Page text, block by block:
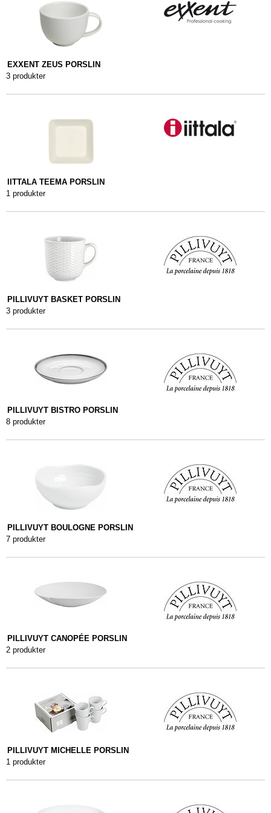
EXXENT ZEUS PORSLIN
3 produkter
IITTALA TEEMA PORSLIN
1 produkter
PILLIVUYT BASKET PORSLIN
3 produkter
PILLIVUYT BISTRO PORSLIN
8 produkter
PILLIVUYT BOULOGNE PORSLIN
7 produkter
PILLIVUYT CANOPÉE PORSLIN
2 produkter
PILLIVUYT MICHELLE PORSLIN
1 produkter